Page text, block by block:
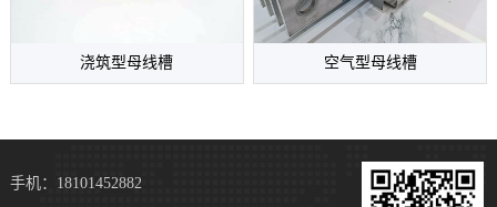
浇筑型母线槽 空气型母线槽
手机：18101452882